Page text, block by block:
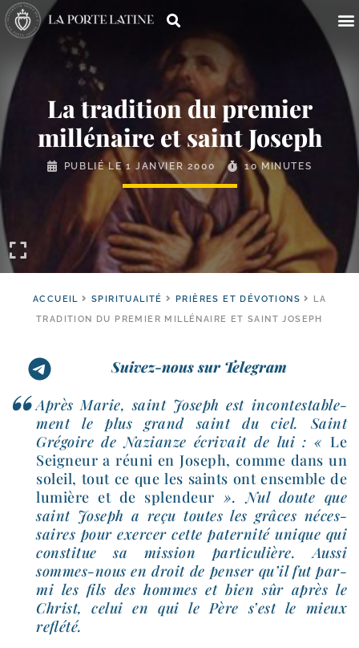
La tradition du premier
millénaire et saint Joseph
PUBLIÉ LE1 JANVIER 2000 10 MINUTES
ACCUEIL SPIRITUALITÉ PRIÈRES ET DÉVOTIONS
LA
TRADITION DU PREMIER MILLÉNAIRE ET SAINT JOSEPH
Suivez-nous sur Telegram
Après Marie, saint Joseph est incon­tes­ta­ble­
ment le plus grand saint du ciel. Saint
Grégoire de Nazianze écri­vait de lui : « Le
Seigneur a réuni en Joseph, comme dans un
soleil, tout ce que les saints ont ensemble de
lumière et de splen­deur ». Nul doute que
saint Joseph a reçu toutes les grâces néces­
saires pour exer­cer cette pater­ni­té unique qui
consti­tue sa mis­sion par­ti­cu­lière. Aussi
sommes-​nous en droit de pen­ser qu’il fut par­
mi les fils des hommes et bien sûr après le
Christ, celui en qui le Père s’est le mieux
reflété.